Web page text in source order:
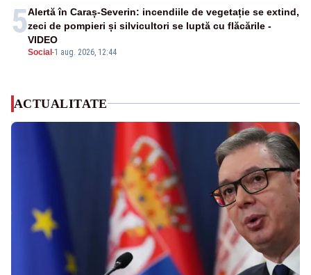
5
Social-1 aug. 2026, 12:44
Alertă în Caraș-Severin: incendiile de vegetație se extind,
zeci de pompieri și silvicultori se luptă cu flăcările -
VIDEO
ACTUALITATE